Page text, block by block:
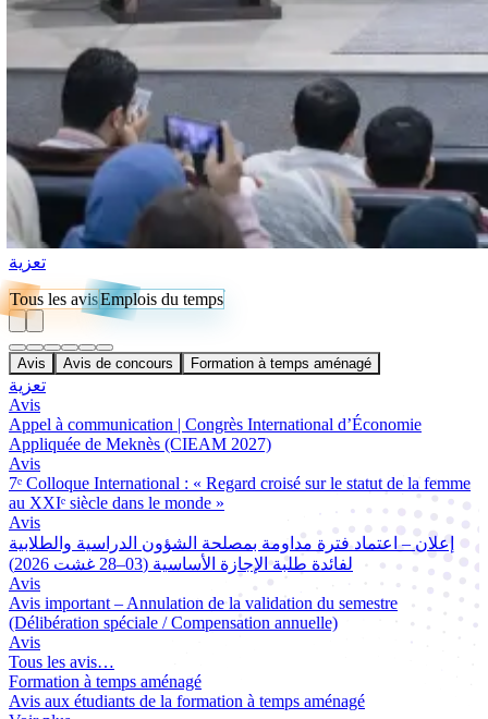
تعزية
Tous les avisEmplois du temps
Avis Avis de concours Formation à temps aménagé
تعزية
Avis
Appel à communication | Congrès International d’Économie
Appliquée de Meknès (CIEAM 2027)
Avis
7ᵉ Colloque International : « Regard croisé sur le statut de la femme
au XXIᵉ siècle dans le monde »
Avis
إعلان – اعتماد فترة مداومة بمصلحة الشؤون الدراسية والطلابية
لفائدة طلبة الإجازة الأساسية (03–28 غشت 2026)
Avis
Avis important – Annulation de la validation du semestre
(Délibération spéciale / Compensation annuelle)
Avis
Tous les avis…
Formation à temps aménagé
Avis aux étudiants de la formation à temps aménagé